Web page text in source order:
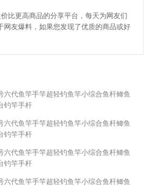
比更高商品的分享平台，每天为网友们
友爆料，如果您发现了优质的商品或好
六代鱼竿手竿超轻钓鱼竿小综合鱼杆鲫鱼
钓竿手杆
六代鱼竿手竿超轻钓鱼竿小综合鱼杆鲫鱼
钓竿手杆
六代鱼竿手竿超轻钓鱼竿小综合鱼杆鲫鱼
钓竿手杆
六代鱼竿手竿超轻钓鱼竿小综合鱼杆鲫鱼